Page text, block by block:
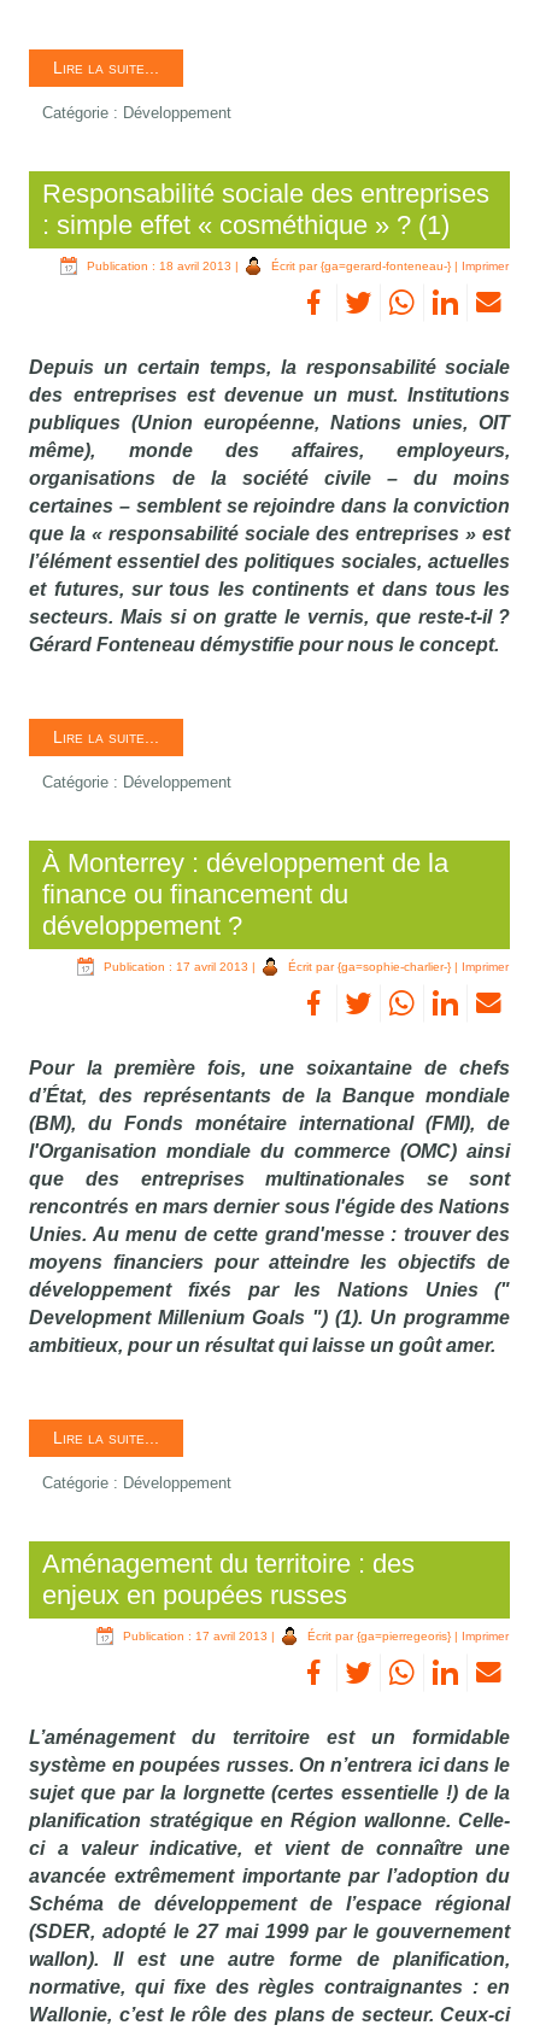
Lire la suite...
Catégorie : Développement
Responsabilité sociale des entreprises
: simple effet « cosméthique » ? (1)
Publication : 18 avril 2013 | Écrit par {ga=gerard-fonteneau-} | Imprimer
Depuis un certain temps, la responsabilité sociale
des entreprises est devenue un must. Institutions
publiques (Union européenne, Nations unies, OIT
même), monde des affaires, employeurs,
organisations de la société civile – du moins
certaines – semblent se rejoindre dans la conviction
que la « responsabilité sociale des entreprises » est
l’élément essentiel des politiques sociales, actuelles
et futures, sur tous les continents et dans tous les
secteurs. Mais si on gratte le vernis, que reste-t-il ?
Gérard Fonteneau démystifie pour nous le concept.
Lire la suite...
Catégorie : Développement
À Monterrey : développement de la
finance ou financement du
développement ?
Publication : 17 avril 2013 | Écrit par {ga=sophie-charlier-} | Imprimer
Pour la première fois, une soixantaine de chefs
d’État, des représentants de la Banque mondiale
(BM), du Fonds monétaire international (FMI), de
l'Organisation mondiale du commerce (OMC) ainsi
que des entreprises multinationales se sont
rencontrés en mars dernier sous l'égide des Nations
Unies. Au menu de cette grand'messe : trouver des
moyens financiers pour atteindre les objectifs de
développement fixés par les Nations Unies ("
Development Millenium Goals ") (1). Un programme
ambitieux, pour un résultat qui laisse un goût amer.
Lire la suite...
Catégorie : Développement
Aménagement du territoire : des
enjeux en poupées russes
Publication : 17 avril 2013 | Écrit par {ga=pierregeoris} | Imprimer
L’aménagement du territoire est un formidable
système en poupées russes. On n’entrera ici dans le
sujet que par la lorgnette (certes essentielle !) de la
planification stratégique en Région wallonne. Celle-
ci a valeur indicative, et vient de connaître une
avancée extrêmement importante par l’adoption du
Schéma de développement de l’espace régional
(SDER, adopté le 27 mai 1999 par le gouvernement
wallon). Il est une autre forme de planification,
normative, qui fixe des règles contraignantes : en
Wallonie, c’est le rôle des plans de secteur. Ceux-ci